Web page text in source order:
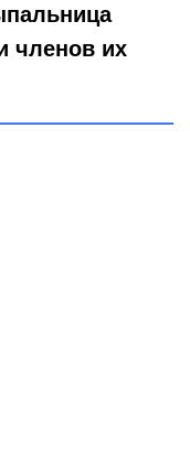
членов их